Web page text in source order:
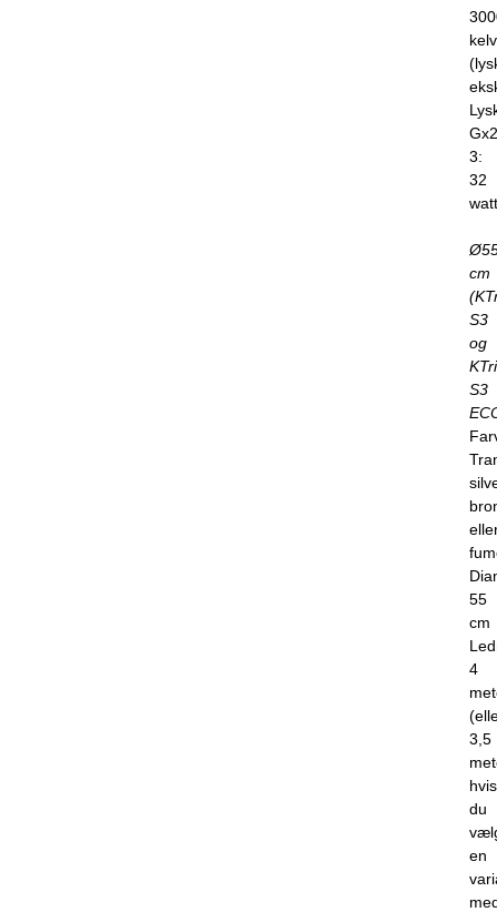
3:
32
watt
cm
S3
og
S3
55
cm
4
3,5
hvis
du
en